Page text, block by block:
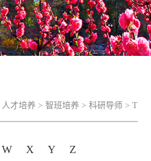
人才培养 > 智班培养 > 科研导师 > T
W X Y Z